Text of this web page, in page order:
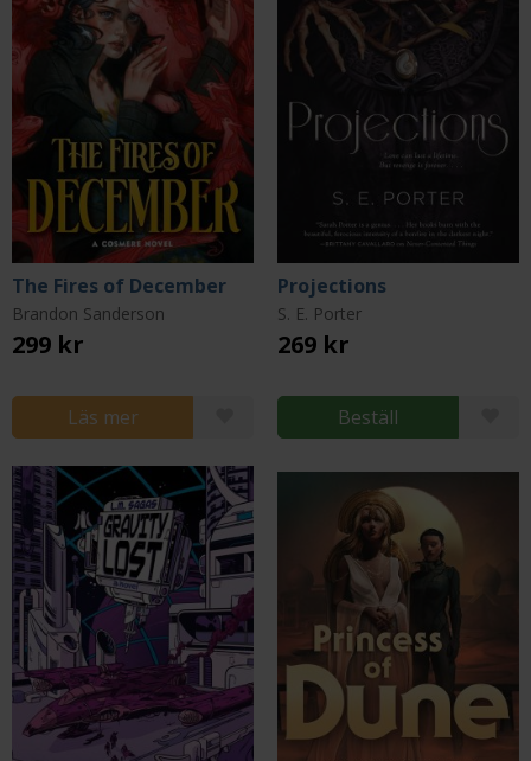
The Fires of December
Brandon Sanderson
299 kr
Läs mer
Projections
S. E. Porter
269 kr
Beställ